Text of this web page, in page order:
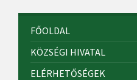
FŐOLDAL
KÖZSÉGI HIVATAL
ELÉRHETŐSÉGEK